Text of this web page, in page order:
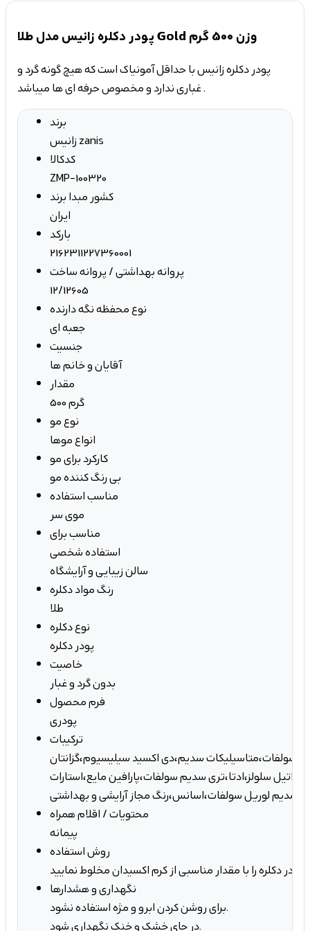
پودر دکلره زانیس مدل طلا Gold وزن 500 گرم
پودر دکلره زانیس با حداقل آمونیاک است که هیچ گونه گرد و
غباری ندارد و مخصوص حرفه ای ها میباشد .
برند
زانیس zanis
کدکالا
ZMP-100320
کشور مبدا برند
ایران
بارکد
2162311227360001
پروانه بهداشتی / پروانه ساخت
12/12605
نوع محفظه نگه دارنده
جعبه ای
جنسیت
آقایان و خانم ها
مقدار
500 گرم
نوع مو
انواع موها
کارکرد برای مو
بی رنگ کننده مو
مناسب استفاده
موی سر
مناسب برای
استفاده شخصی
سالن زیبایی و آرایشگاه
رنگ مواد دکلره
طلا
نوع دکلره
پودر دکلره
خاصیت
بدون گرد و غبار
فرم محصول
پودری
ترکیبات
پرسولفات،متاسیلیکات سدیم،دی اکسید سیلیسیوم،گزانتان
اتیل سلولز،ادتا،تری سدیم سولفات،پارافین مایع،استارات
لوریل سولفات،اسانس،رنگ مجاز آرایشی و بهداشتی
محتویات / اقلام همراه
پیمانه
روش استفاده
نگهداری و هشدارها
برای روشن کردن ابرو و مژه استفاده نشود.
در جای خشک و خنک نگهداری شود.